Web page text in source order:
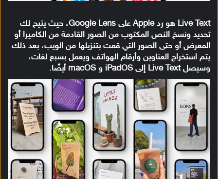
Live Text هو رد Apple على Google Lens، حيث يتيح لك
تحديد ونسخ النص المكتوب من الصور القادمة من الكاميرا أو
المعرض أو حتى الصور التي قمت بتنزيلها من الويب، بعد ذلك
يتم استخراج العناوين وأرقام الهواتف ويعمل بسبع لغات،
وسيصل Live Text إلى iPadOS و macOS أيضًا.